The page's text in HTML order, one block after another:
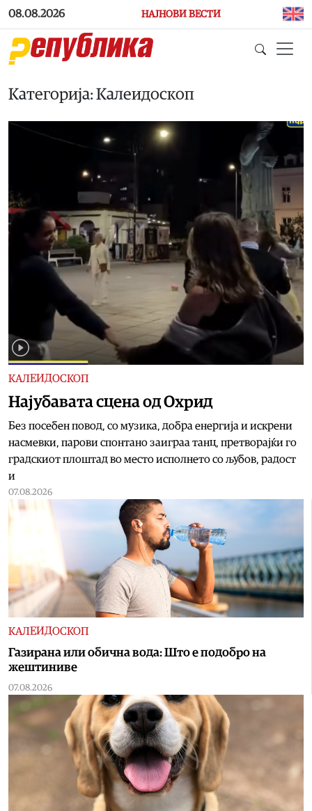
Skip to main content
08.08.2026 НАЈНОВИ ВЕСТИ
Категорија: Калеидоскоп
КАЛЕИДОСКОП
Најубавата сцена од Охрид
Без посебен повод, со музика, добра енергија и искрени
насмевки, парови спонтано заиграа танц, претворајќи го
градскиот плоштад во место исполнето со љубов, радост
и
07.08.2026
КАЛЕИДОСКОП
Газирана или обична вода: Што е подобро на
жештиниве
07.08.2026